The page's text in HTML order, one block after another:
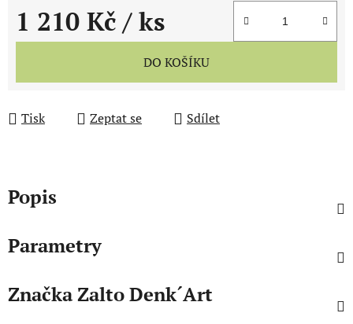
1 210 Kč / ks
Měrná cena:
DO KOŠÍKU
Tisk Zeptat se Sdílet
Popis
Parametry
ZnačkaZalto Denk´Art